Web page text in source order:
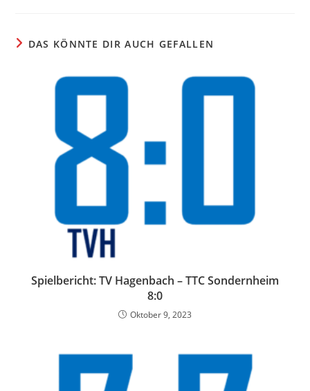
DAS KÖNNTE DIR AUCH GEFALLEN
Spielbericht: TV Hagenbach – TTC Sondernheim
8:0
Oktober 9, 2023